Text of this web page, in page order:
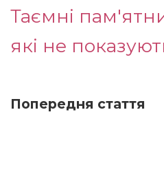
Таємні
які не
Попередня стаття